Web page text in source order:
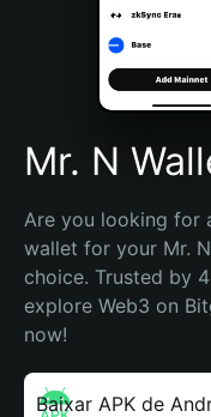
Português (Brasil)
Español (Argentina)
Mr. N
Are you looking for
wallet for your Mr.
choice. Trusted by
explore Web3 on
now!
Baixar APK de